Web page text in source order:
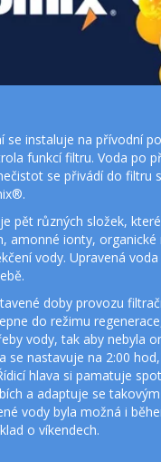
se instaluje na přívodní
funkcí filtru. Voda po
se přivádí do filtru
pět různých složek,
amonné ionty,
vody. Upravená
doby provozu
do režimu
vody, tak aby nebyla
se nastavuje na 2:00
hlava si pamatuje
a adaptuje se
vody byla možná i
o víkendech.